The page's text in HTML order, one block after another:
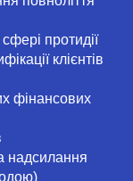
протидії
клієнтів
фінансових
надсилання